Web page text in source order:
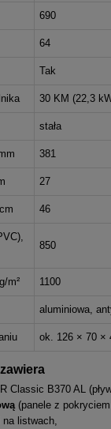
690
64
Tak
30 KM (22,3
stała
381
27
46
850
m² 1100
aluminiowa,
ok. 126 × 70 ×
Classic B370 AL
(panele z
na listwach,